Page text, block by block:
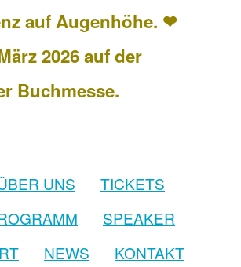
auf Augenhöhe. ❤
2026 auf der
Buchmesse.
UNS
TICKETS
SPEAKER
NEWS
KONTAKT